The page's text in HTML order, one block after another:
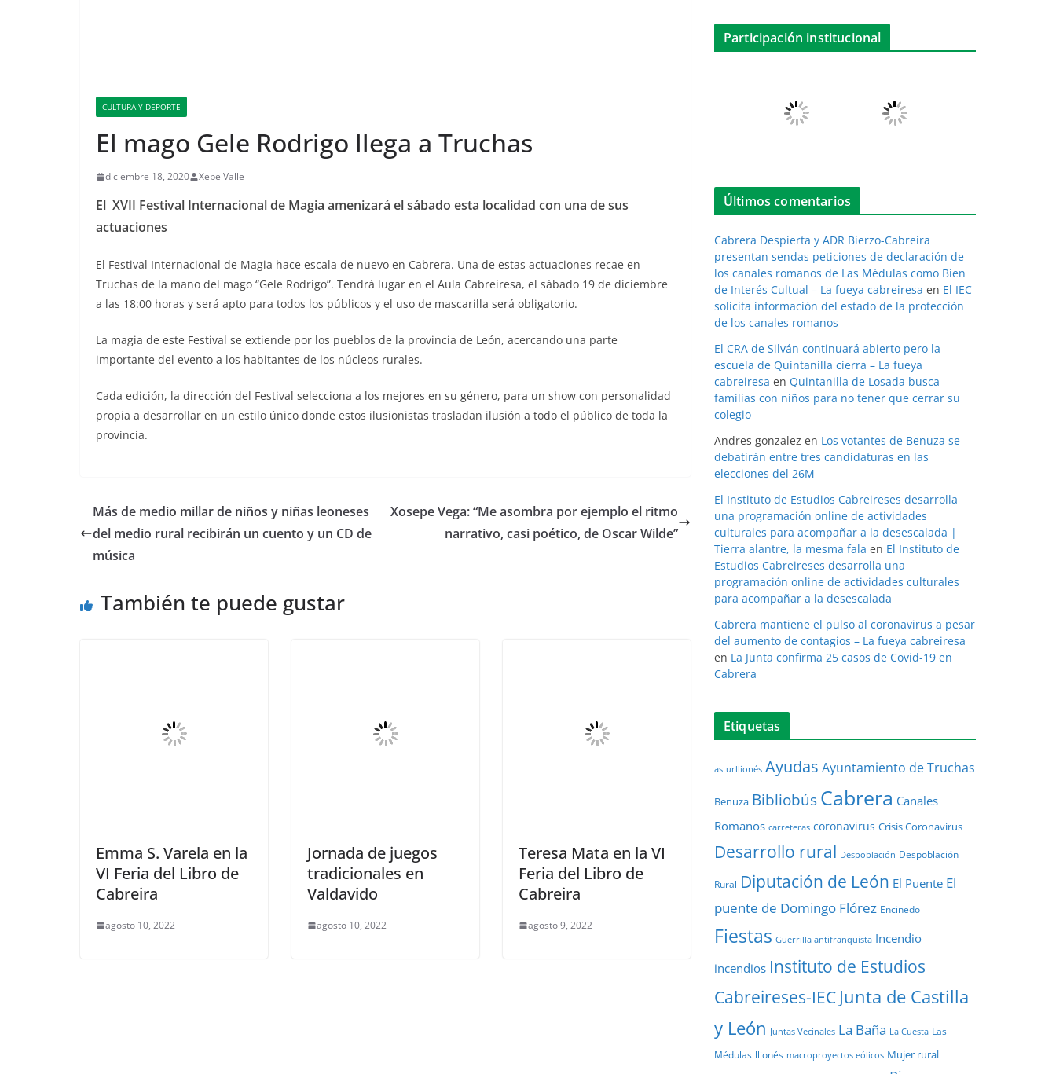
CULTURA Y DEPORTE
El mago Gele Rodrigo llega a Truchas
diciembre 18, 2020 Xepe Valle
El XVII Festival Internacional de Magia amenizará el sábado esta localidad con una de sus
actuaciones
El Festival Internacional de Magia hace escala de nuevo en Cabrera. Una de estas actuaciones recae en
Truchas de la mano del mago “Gele Rodrigo”. Tendrá lugar en el Aula Cabreiresa, el sábado 19 de diciembre
a las 18:00 horas y será apto para todos los públicos y el uso de mascarilla será obligatorio.
La magia de este Festival se extiende por los pueblos de la provincia de León, acercando una parte
importante del evento a los habitantes de los núcleos rurales.
Cada edición, la dirección del Festival selecciona a los mejores en su género, para un show con personalidad
propia a desarrollar en un estilo único donde estos ilusionistas trasladan ilusión a todo el público de toda la
provincia.
Más de medio millar de niños y niñas leoneses
del medio rural recibirán un cuento y un CD de
música
Xosepe Vega: “Me asombra por ejemplo el ritmo
narrativo, casi poético, de Oscar Wilde”
También te puede gustar
Emma S. Varela en la
VI Feria del Libro de
Cabreira
agosto 10, 2022
Jornada de juegos
tradicionales en
Valdavido
agosto 10, 2022
Teresa Mata en la VI
Feria del Libro de
Cabreira
agosto 9, 2022
Participación institucional
Últimos comentarios
Cabrera Despierta y ADR Bierzo-Cabreira
presentan sendas peticiones de declaración de
los canales romanos de Las Médulas como Bien
de Interés Cultual – La fueya cabreiresa en El IEC
solicita información del estado de la protección
de los canales romanos
El CRA de Silván continuará abierto pero la
escuela de Quintanilla cierra – La fueya
cabreiresa en Quintanilla de Losada busca
familias con niños para no tener que cerrar su
colegio
Andres gonzalez en Los votantes de Benuza se
debatirán entre tres candidaturas en las
elecciones del 26M
El Instituto de Estudios Cabreireses desarrolla
una programación online de actividades
culturales para acompañar a la desescalada |
Tierra alantre, la mesma fala en El Instituto de
Estudios Cabreireses desarrolla una
programación online de actividades culturales
para acompañar a la desescalada
Cabrera mantiene el pulso al coronavirus a pesar
del aumento de contagios – La fueya cabreiresa
en La Junta confirma 25 casos de Covid-19 en
Cabrera
Etiquetas
asturllionés Ayudas Ayuntamiento de Truchas
Benuza BibliobúsCabrera Canales
Romanos carreteras coronavirus Crisis Coronavirus
Desarrollo rural Despoblación Despoblación
Rural Diputación de León El Puente El
puente de Domingo Flórez Encinedo
Fiestas Guerrilla antifranquista Incendio
incendios Instituto de Estudios
Cabreireses-IEC Junta de Castilla
y León Juntas Vecinales La Baña La Cuesta Las
Médulas llionés macroproyectos eólicos Mujer rural